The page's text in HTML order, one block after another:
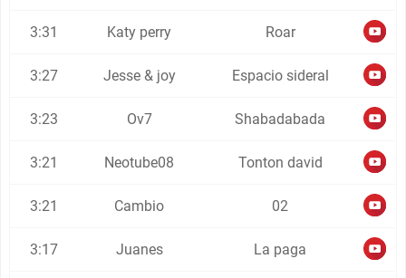
3:31 Katy perry Roar
3:27 Jesse & joy Espacio sideral
3:23 Ov7 Shabadabada
3:21 Neotube08 Tonton david
3:21 Cambio 02
3:17 Juanes La paga